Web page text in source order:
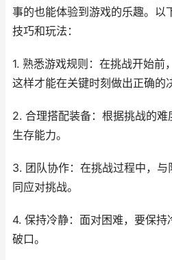
事的也能体验到游戏的乐趣。以
技巧和玩法：
1. 熟悉游戏规则：在挑战开始前
这样才能在关键时刻做出正确的
2. 合理搭配装备：根据挑战的
生存能力。
3. 团队协作：在挑战过程中，
同应对挑战。
4. 保持冷静：面对困难，要保持
破口。